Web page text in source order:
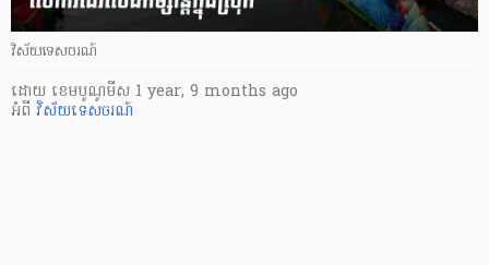
វិស័យទេសចរណ៍
ដោយ ​ ខេមបូណូមីស 1 year, 9 months ago
អំពី វិស័យទេសចរណ៍